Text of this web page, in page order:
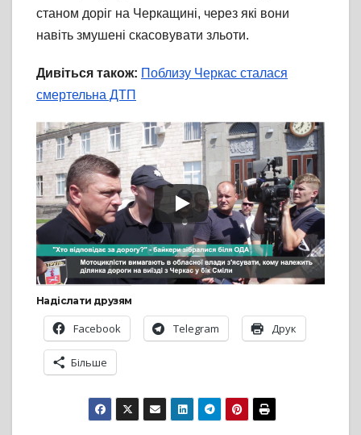
станом доріг на Черкащині, через які вони
навіть змушені скасовувати зльоти.
Дивіться також: Поблизу Черкас сталася
смертельна ДТП
Надіслати друзям
Facebook Telegram Друк
Більше